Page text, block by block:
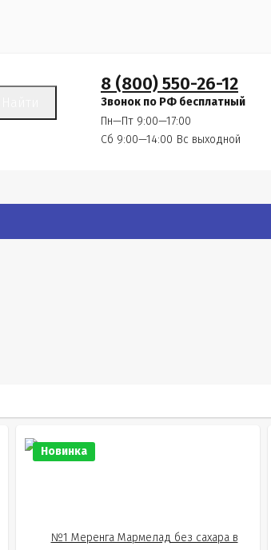
8 (800) 550-26-12
Звонок по РФ бесплатный
Пн—Пт 9:00—17:00
Сб 9:00—14:00 Вс выходной
Новинка